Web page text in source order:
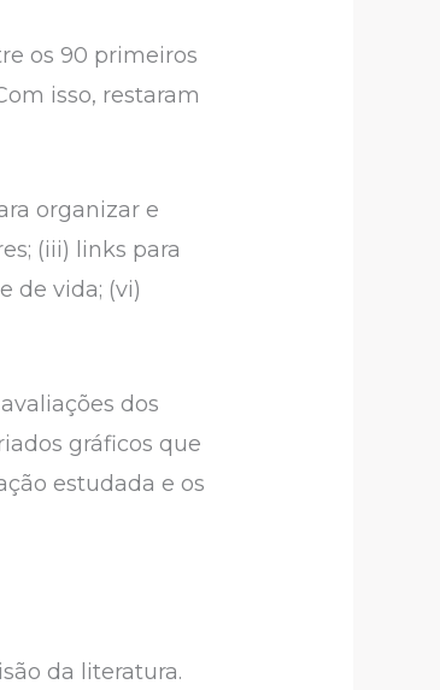
os 90 primeiros
isso, restaram
organizar e
(iii) links para
de vida; (vi)
dos
gráficos que
estudada e os
da literatura.